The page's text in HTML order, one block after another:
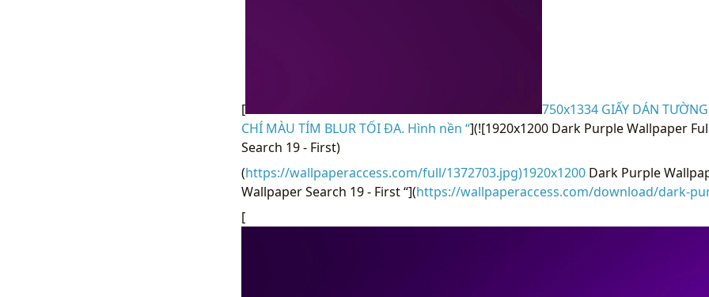
[
750x1334 GIẤY DÁN
CHÍ MÀU TÍM BLUR TỐI ĐA. Hình nền “](![1920x1200 Dark Purple Wallpaper
Search 19 - First)
(https://wallpaperaccess.com/full/1372703.jpg)1920x1200Dark Purple
Wallpaper Search 19 - First “](https://wallpaperaccess.com/download/dark-
[